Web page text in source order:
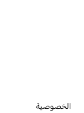
الخصوصية